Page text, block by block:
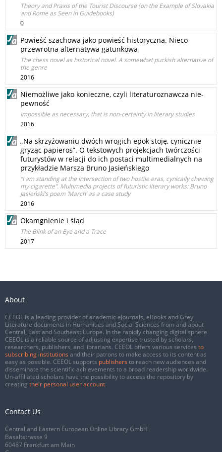
Theory and Praxis of the Tourist Discourse (on the Example of Slovakia
and Rome as Seen in Guidebooks)
0
Powieść szachowa jako powieść historyczna. Nieco
przewrotna alternatywa gatunkowa
The chess novel as historical novel. A somewhat puckish alternative of
the genre
2016
Niemożliwe jako konieczne, czyli literaturoznawcza nie-
pewność
Impossible as necessary, that is non-certainty in literary studies
2016
„Na skrzyżowaniu dwóch wrogich epok stoję, cynicznie
gryząc papieros”. O tekstowych projekcjach twórczości
futurystów w relacji do ich postaci multimedialnych na
przykładzie Marsza Bruno Jasieńskiego
“I am standing at the intersection of two hostile eras, cynically chewing
my cigarette”. Multimedia projects of futuristic literary works: Bruno
Jasieński’s poem ‘March’ as a case study
2016
Okamgnienie i ślad
The Blink of an Eye and a Trace
2017
About
CEEOL is a leading provider of academic eJournals, eBooks and Grey
Literature documents in Humanities and Social Sciences from and about
Central, East and Southeast Europe. In the rapidly changing digital sphere
CEEOL is a reliable source of adjusting expertise trusted by scholars,
researchers, publishers, and librarians. CEEOL offers various services to
subscribing institutions and their patrons to make access to its content as
easy as possible. CEEOL supports publishers to reach new audiences and
disseminate the scientific achievements to a broad readership worldwide.
Un-affiliated scholars have the possibility to access the repository by
creating their personal user account.
Contact Us
Central and Eastern European Online Library GmbH
Basaltstrasse 9
60487 Frankfurt am Main